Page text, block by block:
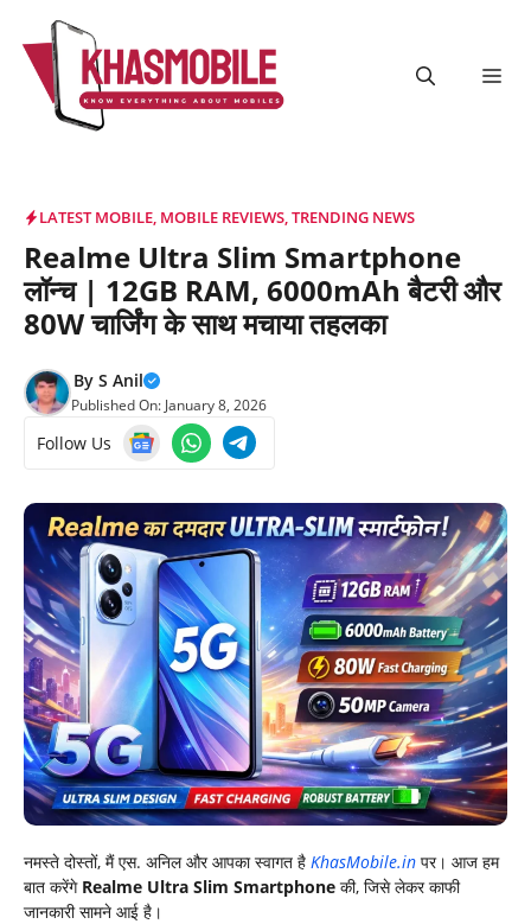
content
LATEST MOBILE, MOBILE REVIEWS,TRENDING NEWS
Realme Ultra Slim Smartphone
लॉन्च | 12GB RAM, 6000mAh बैटरी और
80W चार्जिंग के साथ मचाया तहलका
By S Anil
Published On: January 8, 2026
Follow Us
नमस्ते दोस्तों, मैं एस. अनिल और आपका स्वागत है KhasMobile.in पर। आज हम
बात करेंगे Realme Ultra Slim Smartphone की, जिसे लेकर काफी
जानकारी सामने आई है।